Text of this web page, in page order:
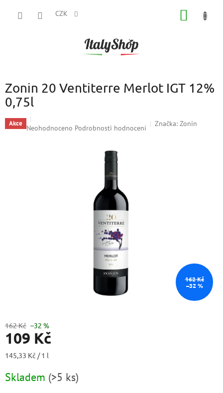
CZK
Zonin 20 Ventiterre Merlot IGT 12%
0,75l
Akce Průměrné
Neohodnoceno Podrobnosti hodnocení
Značka: Zonin
162 Kč
–32 %
162 Kč –32 %
109 Kč
Měrná
145,33 Kč / 1 l
Skladem (>5 ks)